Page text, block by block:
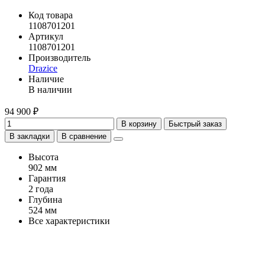
Код товара
1108701201
Артикул
1108701201
Производитель
Drazice
Наличие
В наличии
94 900 ₽
В корзину
Быстрый заказ
В закладки
В сравнение
Высота
902 мм
Гарантия
2 года
Глубина
524 мм
Все характеристики